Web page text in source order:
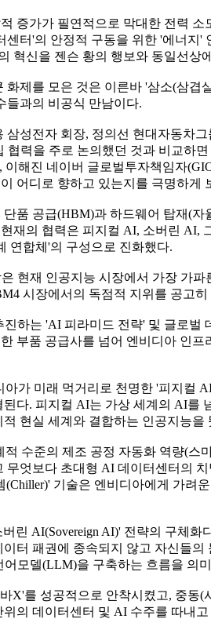
증가가 필연적으로 막대한 전력 소
센터'의 안정적 구동을 위한 '에너지'
혁신을 젠슨 황의 행보와 동일선상
화제를 모은 것은 이른바 '삼소(삼겹
들과의 비공식 만남이다.
삼성전자 회장, 정의선 현대자동차
협력을 주로 논의했던 것과 비교하
이해진 네이버 글로벌투자책임자
어디로 향하고 있는지를 극명하게
품 공급(HBM)과 하드웨어 탑재(자
재의 협력은 피지컬 AI, 소버린 AI,
연합체'의 구성으로 진화했다.
현재 인공지능 시장에서 가장 가파
시장에서의 독점적 지위를 공고
진하는 'AI 피라미드 전략' 및 글로벌
부품 공급사를 넘어 엔비디아 인프
가 미래 먹거리로 천명한 '피지컬
다. 피지컬 AI는 가상 세계의 AI를
현실 세계와 결합하는 인공지능을
수준의 제조 공정 자동화 역량(스
무엇보다 초대형 AI 데이터센터의
(Chiller)' 기술은 엔비디아에게 가려
린 AI(Sovereign AI)' 전략의 구체화
터 패권에 종속되지 않고 자신들의
모델(LLM)을 구축하는 흐름을 의
X'를 성공적으로 안착시켰고, 중동(
의 데이터센터 및 AI 수주를 따내고